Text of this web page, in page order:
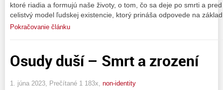
ktoré riadia a formujú naše životy, o tom, čo sa deje po smrti a
celistvý model ľudskej existencie, ktorý prináša odpovede na
Pokračovanie článku
Osudy duší – Smrt a zrození
1. júna 2023, Prečítané 1 183x, non-identity